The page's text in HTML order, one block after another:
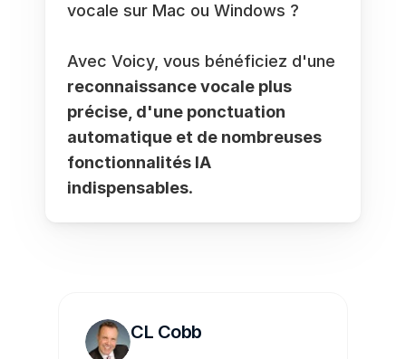
CL Cobb
vocale sur Mac ou Windows ?
reconnaissance vocale plus
précise, d'une ponctuation
automatique et de nombreuses
fonctionnalités IA
indispensables.